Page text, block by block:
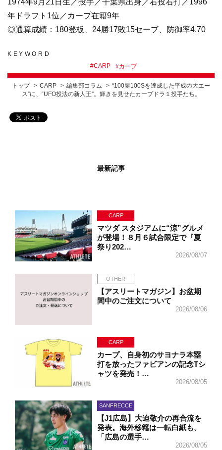
年ドラフト1位／カープ在籍9年
◎通算成績：180登板、24勝17敗15セーブ、防御率4.70
KEYWORD
#CARP #カープ
トップ CARP 編集部コラム
“100勝100Sを達成した平成の大エー
ス”に、“UFO投法の新人王”。輝きを見せたカープドラ１投手たち。
最新記事
CARP
マツダ スタジアムに“涼”グルメ
が登場！８月６試合限定で『夏
祭り202…
2026/08/07
OTHER
【アスリートマガジン】お盆期
間中のご注文について
2026/08/06
CARP
カープ、自身初のサヨナラ本塁
打を放ったファビアンの記念Tシ
ャツを発売！…
2026/08/05
SANFRECCE
【J1広島】大迫敬介の再合流を
発表。海外移籍は一転白紙も、
「広島の選手…
2026/08/05